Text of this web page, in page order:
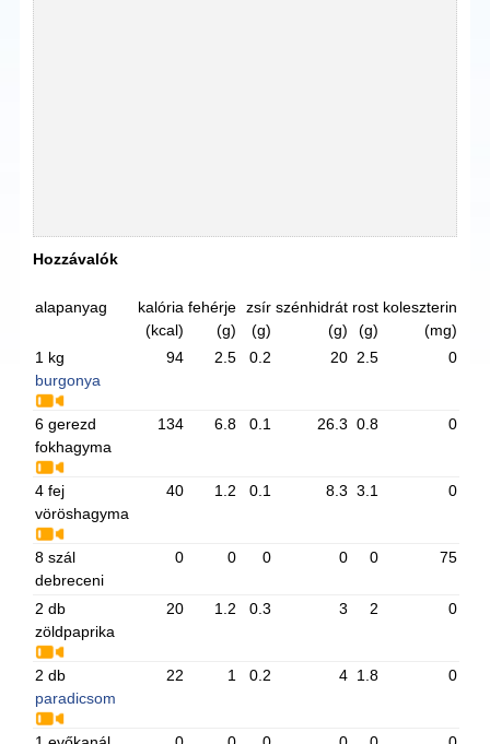
Hozzávalók
alapanyag
kalória
(kcal)
fehérje
(g)
zsír
(g)
szénhidrát
(g)
rost
(g)
koleszterin
(mg)
1 kg
burgonya
94 2.5 0.2 20 2.5 0
6 gerezd
fokhagyma
134 6.8 0.1 26.3 0.8 0
4 fej
vöröshagyma
40 1.2 0.1 8.3 3.1 0
8 szál
debreceni
0 0 0 0 0 75
2 db
zöldpaprika
20 1.2 0.3 3 2 0
2 db
paradicsom
22 1 0.2 4 1.8 0